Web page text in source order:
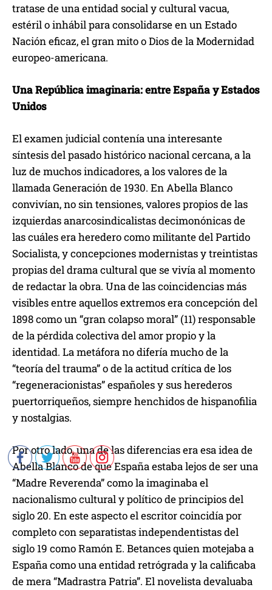
tratase de una entidad social y cultural vacua,
estéril o inhábil para consolidarse en un Estado
Nación eficaz, el gran mito o Dios de la Modernidad
europeo-americana.
Una República imaginaria: entre España y Estados
Unidos
El examen judicial contenía una interesante
síntesis del pasado histórico nacional cercana, a la
luz de muchos indicadores, a los valores de la
llamada Generación de 1930. En Abella Blanco
convivían, no sin tensiones, valores propios de las
izquierdas anarcosindicalistas decimonónicas de
las cuáles era heredero como militante del Partido
Socialista, y concepciones modernistas y treintistas
propias del drama cultural que se vivía al momento
de redactar la obra. Una de las coincidencias más
visibles entre aquellos extremos era concepción del
1898 como un “gran colapso moral” (11) responsable
de la pérdida colectiva del amor propio y la
identidad. La metáfora no difería mucho de la
“teoría del trauma” o de la actitud crítica de los
“regeneracionistas” españoles y sus herederos
puertorriqueños, siempre henchidos de hispanofilia
y nostalgias.
Por otro lado, una de las diferencias era esa idea de
Abella Blanco de que España estaba lejos de ser una
“Madre Reverenda” como la imaginaba el
nacionalismo cultural y político de principios del
siglo 20. En este aspecto el escritor coincidía por
completo con separatistas independentistas del
siglo 19 como Ramón E. Betances quien motejaba a
España como una entidad retrógrada y la calificaba
de mera “Madrastra Patria”. El novelista devaluaba